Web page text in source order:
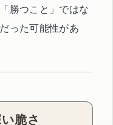
勝つこと」ではな
だった可能性があ
脆さ